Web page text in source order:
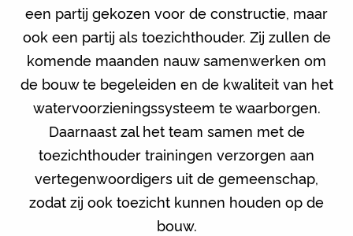
een partij gekozen voor de constructie, maar
ook een partij als toezichthouder. Zij zullen de
komende maanden nauw samenwerken om
de bouw te begeleiden en de kwaliteit van het
watervoorzieningssysteem te waarborgen.
Daarnaast zal het team samen met de
toezichthouder trainingen verzorgen aan
vertegenwoordigers uit de gemeenschap,
zodat zij ook toezicht kunnen houden op de
bouw.